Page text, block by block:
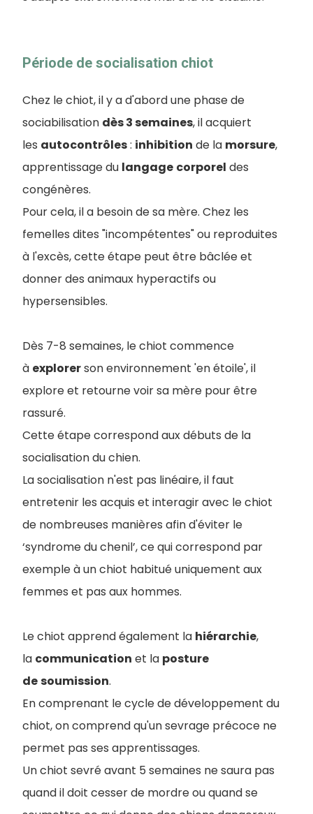
Période de socialisation chiot
Chez le chiot, il y a d'abord une phase de
sociabilisation dès 3 semaines, il acquiert
les autocontrôles: inhibition de la morsure,
apprentissage du langage corporel des
congénères.
Pour cela, il a besoin de sa mère. Chez les
femelles dites "incompétentes" ou reproduites
à l'excès, cette étape peut être bâclée et
donner des animaux hyperactifs ou
hypersensibles.
Dès 7-8 semaines, le chiot commence
à explorerson environnement 'en étoile', il
explore et retourne voir sa mère pour être
rassuré.
Cette étape correspond aux débuts de la
socialisation du chien.
La socialisation n'est pas linéaire, il faut
entretenir les acquis et interagir avec le chiot
de nombreuses manières afin d'éviter le
‘syndrome du chenil’, ce qui correspond par
exemple à un chiot habitué uniquement aux
femmes et pas aux hommes.
Le chiot apprend également la hiérarchie,
la communication et la posture
desoumission.
En comprenant le cycle de développement du
chiot, on comprend qu'un sevrage précoce ne
permet pas ses apprentissages.
Un chiot sevré avant 5 semaines ne saura pas
quand il doit cesser de mordre ou quand se